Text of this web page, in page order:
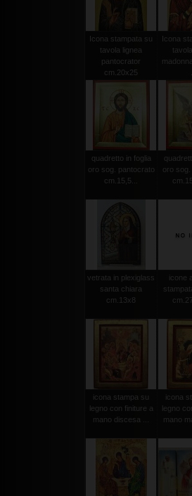
Icona stampata su
tavola lignea
pantocrator
cm.20x25
Icona
quadretto in foglia
oro sog. pantocrato
cm.15,5...
oro
vetrata in plexiglass
santa chiara
cm.13x8
icone
icona stampa su
legno con finiture a
mano discesa ...
icona
legno
mano